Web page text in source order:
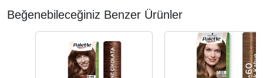
Beğenebileceğiniz Benzer Ürünler